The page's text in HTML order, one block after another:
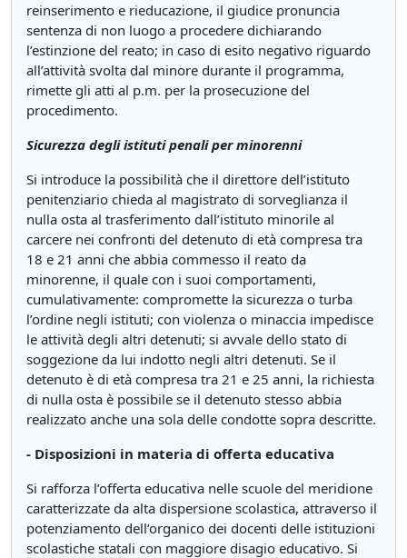
reinserimento e rieducazione, il giudice pronuncia
sentenza di non luogo a procedere dichiarando
l’estinzione del reato; in caso di esito negativo riguardo
all’attività svolta dal minore durante il programma,
rimette gli atti al p.m. per la prosecuzione del
procedimento.
Sicurezza degli istituti penali per minorenni
Si introduce la possibilità che il direttore dell’istituto
penitenziario chieda al magistrato di sorveglianza il
nulla osta al trasferimento dall’istituto minorile al
carcere nei confronti del detenuto di età compresa tra
18 e 21 anni che abbia commesso il reato da
minorenne, il quale con i suoi comportamenti,
cumulativamente: compromette la sicurezza o turba
l’ordine negli istituti; con violenza o minaccia impedisce
le attività degli altri detenuti; si avvale dello stato di
soggezione da lui indotto negli altri detenuti. Se il
detenuto è di età compresa tra 21 e 25 anni, la richiesta
di nulla osta è possibile se il detenuto stesso abbia
realizzato anche una sola delle condotte sopra descritte.
- Disposizioni in materia di offerta educativa
Si rafforza l’offerta educativa nelle scuole del meridione
caratterizzate da alta dispersione scolastica, attraverso il
potenziamento dell’organico dei docenti delle istituzioni
scolastiche statali con maggiore disagio educativo. Si